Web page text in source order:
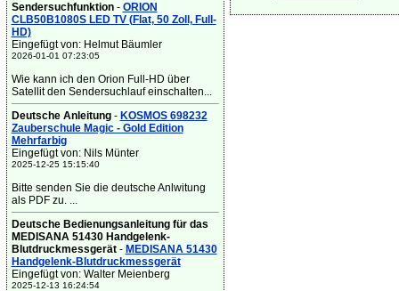
Sendersuchfunktion- ORION
CLB50B1080S LED TV (Flat, 50 Zoll, Full-
HD)
Eingefügt von: Helmut Bäumler
2026-01-01 07:23:05
Wie kann ich den Orion Full-HD über
Satellit den Sendersuchlauf einschalten...
Deutsche Anleitung- KOSMOS 698232
Zauberschule Magic - Gold Edition
Mehrfarbig
Eingefügt von: Nils Münter
2025-12-25 15:15:40
Bitte senden Sie die deutsche Anlwitung
als PDF zu. ...
Deutsche Bedienungsanleitung für das
MEDISANA 51430 Handgelenk-
Blutdruckmessgerät- MEDISANA 51430
Handgelenk-Blutdruckmessgerät
Eingefügt von: Walter Meienberg
2025-12-13 16:24:54